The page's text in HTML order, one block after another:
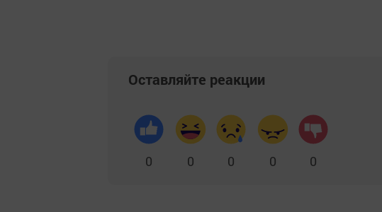
Оставляйте реакции
0 0 0 0 0